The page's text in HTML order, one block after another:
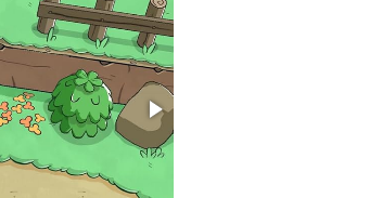
insuflan vida al
esta aventura sea